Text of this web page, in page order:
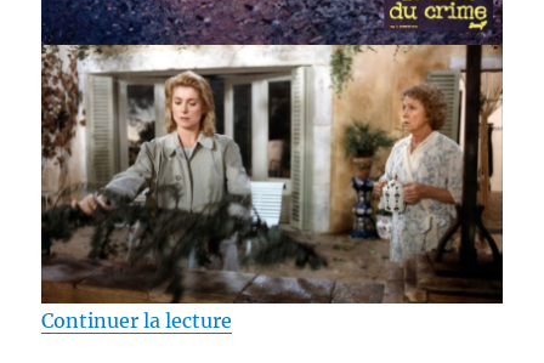
Continuer la lecture